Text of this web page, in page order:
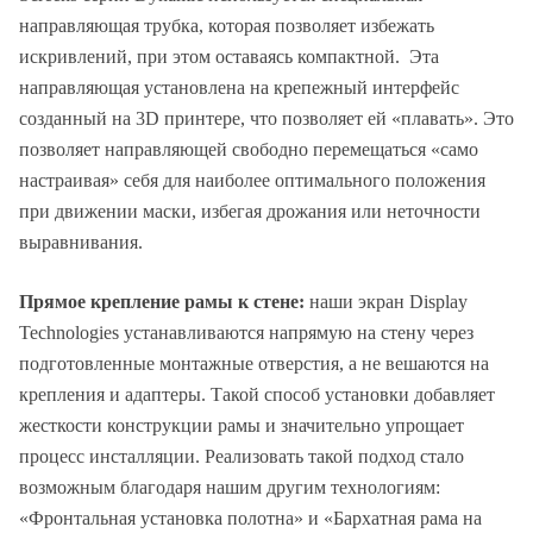
направляющая трубка, которая позволяет избежать
искривлений, при этом оставаясь компактной. Эта
направляющая установлена на крепежный интерфейс
созданный на 3D принтере, что позволяет ей «плавать». Это
позволяет направляющей свободно перемещаться «само
настраивая» себя для наиболее оптимального положения
при движении маски, избегая дрожания или неточности
выравнивания.
Прямое крепление рамы к стене: наши экран Display
Technologies устанавливаются напрямую на стену через
подготовленные монтажные отверстия, а не вешаются на
крепления и адаптеры. Такой способ установки добавляет
жесткости конструкции рамы и значительно упрощает
процесс инсталляции. Реализовать такой подход стало
возможным благодаря нашим другим технологиям:
«Фронтальная установка полотна» и «Бархатная рама на